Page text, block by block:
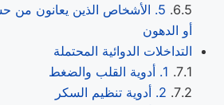
5. الأشخاص الذين يعانون من
أو الدهون
التداخلات الدوائية المحتملة
1. أدوية القلب والضغط
2. أدوية تنظيم السكر